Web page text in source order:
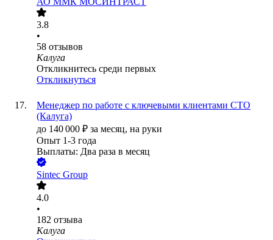
3.8
•
58 отзывов
Калуга
Откликнитесь среди первых
Откликнуться
Менеджер по работе с ключевыми клиентами СТО
(Калуга)
до 140 000 ₽ за месяц, на руки
Опыт 1-3 года
Выплаты: Два раза в месяц
Sintec Group
4.0
•
182 отзыва
Калуга